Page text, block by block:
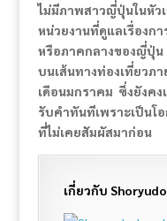
ไม่มีภาพสาวญี่ปุ่นในหัว
หน่วยงานที่ดูแลเรื่องก
หรือภาคกลางของญี่ปุ่น
บนเส้นทางท่องเที่ยวภา
เดือนมกราคม ซึ่งยังค
รับคำทันทีเพราะเป็นโ
ที่ไม่เคยสัมผัสมาก่อน
เกี่ยวกับ